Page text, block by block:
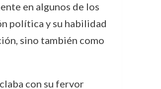
en algunos de los
política y su habilidad
sino también como
con su fervor